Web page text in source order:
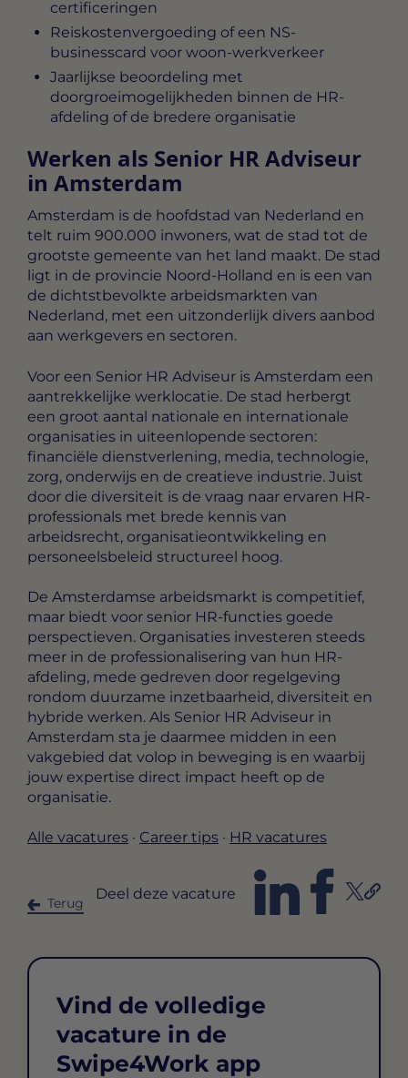
certificeringen
Reiskostenvergoeding of een NS-
businesscard voor woon-werkverkeer
Jaarlijkse beoordeling met
doorgroeimogelijkheden binnen de HR-
afdeling of de bredere organisatie
Werken als Senior HR Adviseur
in Amsterdam
Amsterdam is de hoofdstad van Nederland en
telt ruim 900.000 inwoners, wat de stad tot de
grootste gemeente van het land maakt. De stad
ligt in de provincie Noord-Holland en is een van
de dichtstbevolkte arbeidsmarkten van
Nederland, met een uitzonderlijk divers aanbod
aan werkgevers en sectoren.
Voor een Senior HR Adviseur is Amsterdam een
aantrekkelijke werklocatie. De stad herbergt
een groot aantal nationale en internationale
organisaties in uiteenlopende sectoren:
financiële dienstverlening, media, technologie,
zorg, onderwijs en de creatieve industrie. Juist
door die diversiteit is de vraag naar ervaren HR-
professionals met brede kennis van
arbeidsrecht, organisatieontwikkeling en
personeelsbeleid structureel hoog.
De Amsterdamse arbeidsmarkt is competitief,
maar biedt voor senior HR-functies goede
perspectieven. Organisaties investeren steeds
meer in de professionalisering van hun HR-
afdeling, mede gedreven door regelgeving
rondom duurzame inzetbaarheid, diversiteit en
hybride werken. Als Senior HR Adviseur in
Amsterdam sta je daarmee midden in een
vakgebied dat volop in beweging is en waarbij
jouw expertise direct impact heeft op de
organisatie.
Alle vacatures · Career tips · HR vacatures
Terug
Deel deze vacature
Vind de volledige
vacature in de
Swipe4Work app